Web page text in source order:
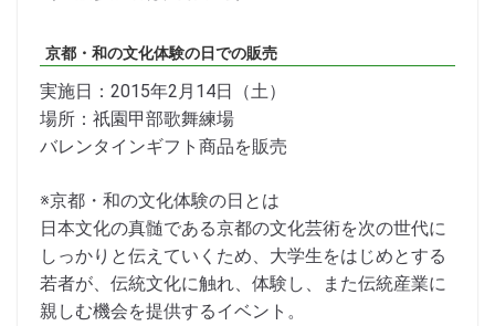
京都・和の文化体験の日での販売
実施日：2015年2月14日（土）
場所：祇園甲部歌舞練場
バレンタインギフト商品を販売
※京都・和の文化体験の日とは
日本文化の真髄である京都の文化芸術を次の世代に
しっかりと伝えていくため、大学生をはじめとする
若者が、伝統文化に触れ、体験し、また伝統産業に
親しむ機会を提供するイベント。